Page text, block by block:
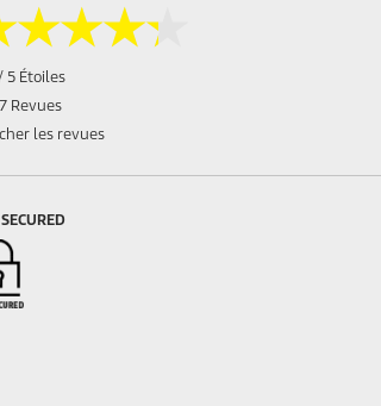
5 Étoiles
Revues
les revues